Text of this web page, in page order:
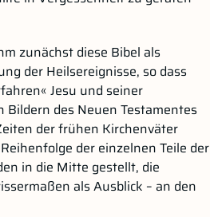
zunächst diese Bibel als
der Heilsereignisse, so dass
Jesu und seiner
Bildern des Neuen Testamentes
der frühen Kirchenväter
der einzelnen Teile der
in die Mitte gestellt, die
als Ausblick – an den